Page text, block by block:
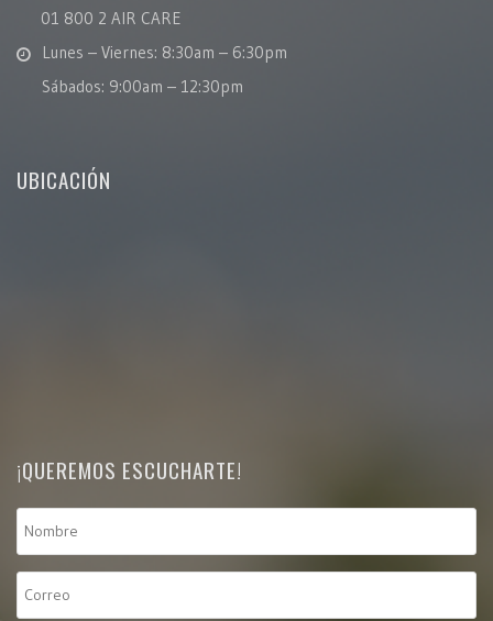
01 800 2 AIR CARE
Lunes – Viernes: 8:30am – 6:30pm
Sábados: 9:00am – 12:30pm
UBICACIÓN
¡QUEREMOS ESCUCHARTE!